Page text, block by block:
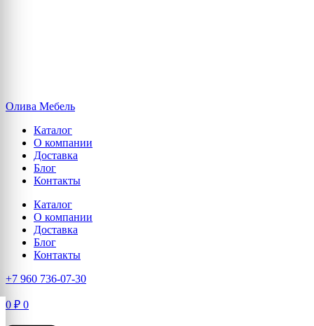
Олива Мебель
Каталог
О компании
Доставка
Блог
Контакты
Каталог
О компании
Доставка
Блог
Контакты
+7 960 736-07-30
0 ₽ 0